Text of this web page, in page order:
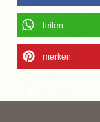
teilen
merken